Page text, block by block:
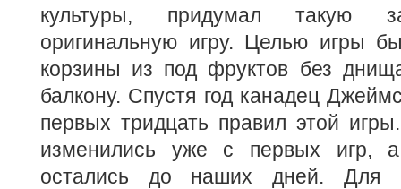
культуры, придумал такую
оригинальную игру. Целью игры
корзины из под фруктов без
балкону. Спустя год канадец
первых тридцать правил этой
изменились уже с первых игр,
остались до наших дней. Для